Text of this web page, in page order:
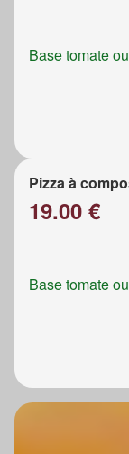
Base tomate
Pizza à
19.00 €
Base tomate